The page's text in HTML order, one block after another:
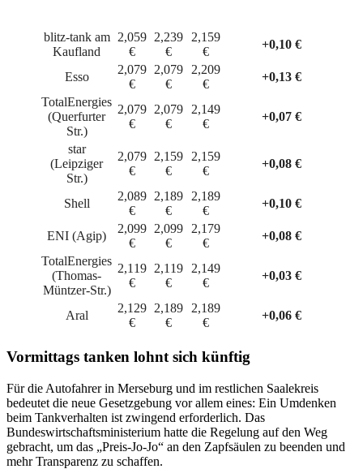
blitz-tank am
Kaufland
2,059
€
2,239
€
2,159
€
+0,10 €
Esso
2,079
€
2,079
€
2,209
€
+0,13 €
TotalEnergies
(Querfurter
Str.)
2,079
€
2,079
€
2,149
€
+0,07 €
star
(Leipziger
Str.)
2,079
€
2,159
€
2,159
€
+0,08 €
Shell
2,089
€
2,189
€
2,189
€
+0,10 €
ENI (Agip)
2,099
€
2,099
€
2,179
€
+0,08 €
TotalEnergies
(Thomas-
Müntzer-Str.)
2,119
€
2,119
€
2,149
€
+0,03 €
Aral
2,129
€
2,189
€
2,189
€
+0,06 €
Vormittags tanken lohnt sich künftig
Für die Autofahrer in Merseburg und im restlichen Saalekreis
bedeutet die neue Gesetzgebung vor allem eines: Ein Umdenken
beim Tankverhalten ist zwingend erforderlich. Das
Bundeswirtschaftsministerium hatte die Regelung auf den Weg
gebracht, um das „Preis-Jo-Jo“ an den Zapfsäulen zu beenden und
mehr Transparenz zu schaffen.